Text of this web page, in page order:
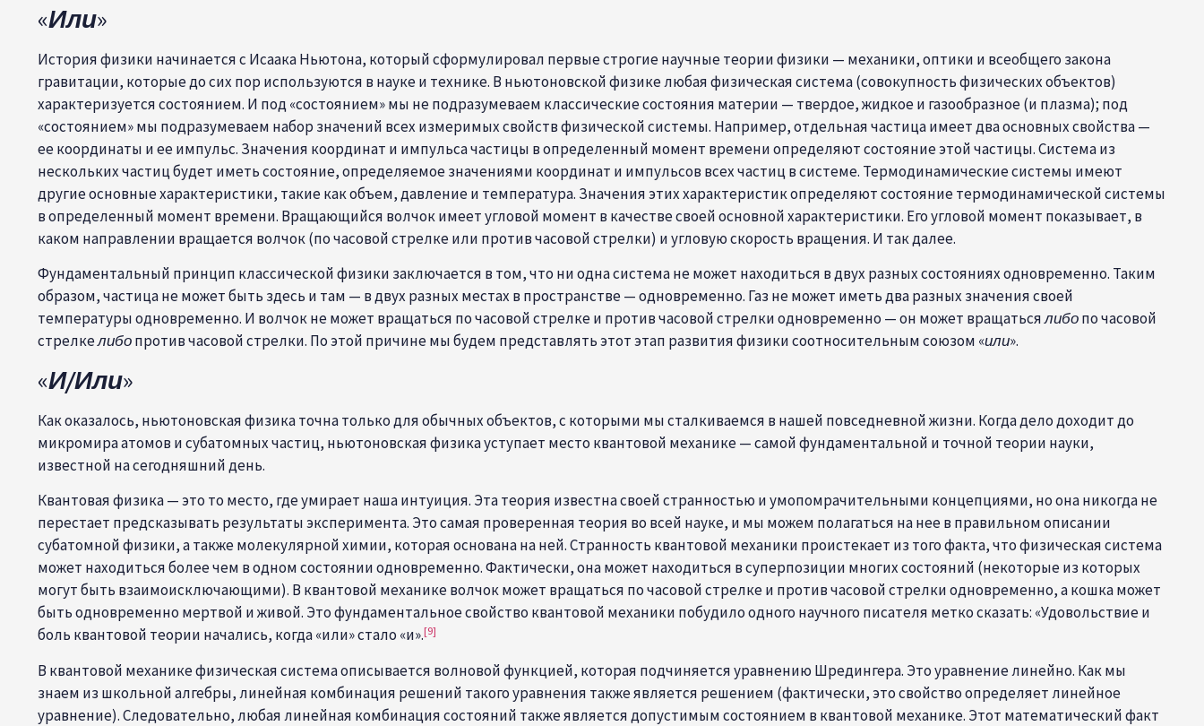
«Или»
История физики начинается с Исаака Ньютона, который сформулировал первые строгие научные теории физики — механики, оптики и всеобщего закона
гравитации, которые до сих пор используются в науке и технике. В ньютоновской физике любая физическая система (совокупность физических объектов)
характеризуется состоянием. И под «состоянием» мы не подразумеваем классические состояния материи — твердое, жидкое и газообразное (и плазма); под
«состоянием» мы подразумеваем набор значений всех измеримых свойств физической системы. Например, отдельная частица имеет два основных свойства —
ее координаты и ее импульс. Значения координат и импульса частицы в определенный момент времени определяют состояние этой частицы. Система из
нескольких частиц будет иметь состояние, определяемое значениями координат и импульсов всех частиц в системе. Термодинамические системы имеют
другие основные характеристики, такие как объем, давление и температура. Значения этих характеристик определяют состояние термодинамической системы
в определенный момент времени. Вращающийся волчок имеет угловой момент в качестве своей основной характеристики. Его угловой момент показывает, в
каком направлении вращается волчок (по часовой стрелке или против часовой стрелки) и угловую скорость вращения. И так далее.
Фундаментальный принцип классической физики заключается в том, что ни одна система не может находиться в двух разных состояниях одновременно. Таким
образом, частица не может быть здесь и там — в двух разных местах в пространстве — одновременно. Газ не может иметь два разных значения своей
температуры одновременно. И волчок не может вращаться по часовой стрелке и против часовой стрелки одновременно — он может вращатьсялибопо часовой
стрелкелибопротив часовой стрелки. По этой причине мы будем представлять этот этап развития физики соотносительным союзом «или».
«И/Или»
Как оказалось, ньютоновская физика точна только для обычных объектов, с которыми мы сталкиваемся в нашей повседневной жизни. Когда дело доходит до
микромира атомов и субатомных частиц, ньютоновская физика уступает место квантовой механике — самой фундаментальной и точной теории науки,
известной на сегодняшний день.
Квантовая физика — это то место, где умирает наша интуиция. Эта теория известна своей странностью и умопомрачительными концепциями, но она никогда не
перестает предсказывать результаты эксперимента. Это самая проверенная теория во всей науке, и мы можем полагаться на нее в правильном описании
субатомной физики, а также молекулярной химии, которая основана на ней. Странность квантовой механики проистекает из того факта, что физическая система
может находиться более чем в одном состоянии одновременно. Фактически, она может находиться в суперпозиции многих состояний (некоторые из которых
могут быть взаимоисключающими). В квантовой механике волчок может вращаться по часовой стрелке и против часовой стрелки одновременно, а кошка может
быть одновременно мертвой и живой. Это фундаментальное свойство квантовой механики побудило одного научного писателя метко сказать: «Удовольствие и
боль квантовой теории начались, когда «или» стало «и».[9]
В квантовой механике физическая система описывается волновой функцией, которая подчиняется уравнению Шредингера. Это уравнение линейно. Как мы
знаем из школьной алгебры, линейная комбинация решений такого уравнения также является решением (фактически, это свойство определяет линейное
уравнение). Следовательно, любая линейная комбинация состояний также является допустимым состоянием в квантовой механике. Этот математический факт